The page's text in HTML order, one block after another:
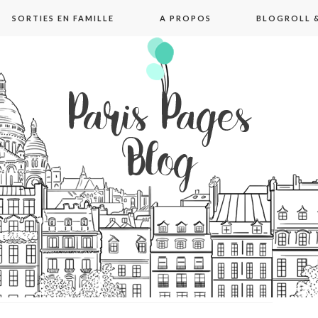
SORTIES EN FAMILLE A PROPOS BLOGROLL
blog